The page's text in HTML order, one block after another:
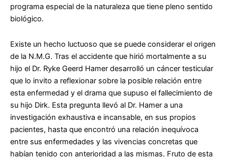
programa especial de la naturaleza que tiene pleno sentido
biológico.
Existe un hecho luctuoso que se puede considerar el origen
de la N.M.G. Tras el accidente que hirió mortalmente a su
hijo el Dr. Ryke Geerd Hamer desarrolló un cáncer testicular
que lo invito a reflexionar sobre la posible relación entre
esta enfermedad y el drama que supuso el fallecimiento de
su hijo Dirk. Esta pregunta llevó al Dr. Hamer a una
investigación exhaustiva e incansable, en sus propios
pacientes, hasta que encontró una relación inequívoca
entre sus enfermedades y las vivencias concretas que
habían tenido con anterioridad a las mismas. Fruto de esta